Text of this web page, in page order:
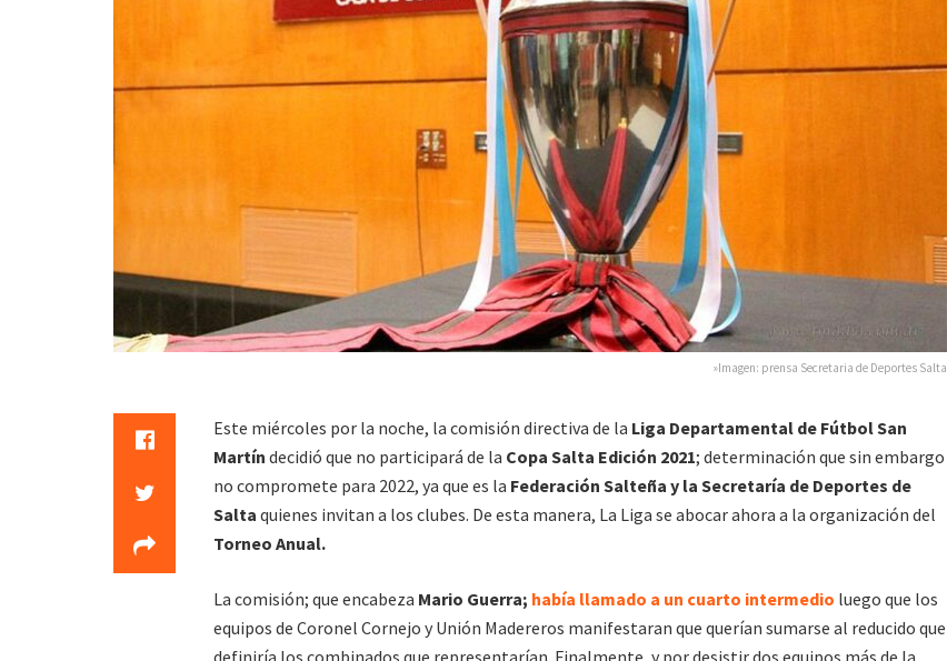
»Imagen: prensa Secretaria de Deportes Salta
Este miércoles por la noche, la comisión directiva de la Liga Departamental de Fútbol San
Martín decidió que no participará de la Copa Salta Edición 2021; determinación que sin embargo
no compromete para 2022, ya que es la Federación Salteña y la Secretaría de Deportes de
Salta quienes invitan a los clubes. De esta manera, La Liga se abocar ahora a la organización del
Torneo Anual.
La comisión; que encabeza Mario Guerra; había llamado a un cuarto intermedio luego que los
equipos de Coronel Cornejo y Unión Madereros manifestaran que querían sumarse al reducido que